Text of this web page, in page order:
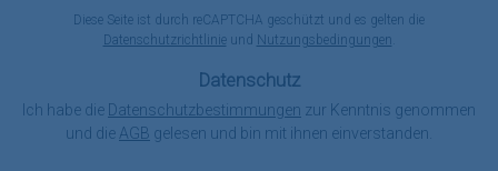
Diese Seite ist durch reCAPTCHA geschützt und es gelten die
Datenschutzrichtlinieund Nutzungsbedingungen
Datenschutz
Ich habe die Datenschutzbestimmungen zur Kenntnis genommen
und die AGB gelesen und bin mit ihnen einverstanden.